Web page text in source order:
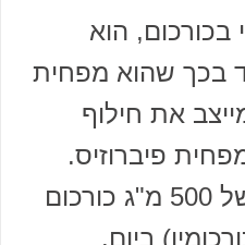
בכורכום, הוא
בכך שהוא מפחית
את חילוף
פיברוזיס.
המחקר מציע צריכה של 500 מ"ג כורכום